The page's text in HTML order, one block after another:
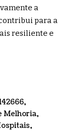
a
para a
resiliente e
Melhoria